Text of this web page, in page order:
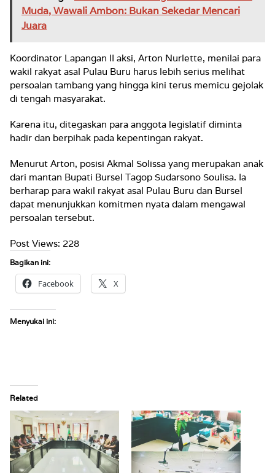
Muda, Wawali Ambon: Bukan Sekedar Mencari
Juara
Koordinator Lapangan II aksi, Arton Nurlette, menilai para
wakil rakyat asal Pulau Buru harus lebih serius melihat
persoalan tambang yang hingga kini terus memicu gejolak
di tengah masyarakat.
Karena itu, ditegaskan para anggota legislatif diminta
hadir dan berpihak pada kepentingan rakyat.
Menurut Arton, posisi Akmal Solissa yang merupakan anak
dari mantan Bupati Bursel Tagop Sudarsono Soulisa. Ia
berharap para wakil rakyat asal Pulau Buru dan Bursel
dapat menunjukkan komitmen nyata dalam mengawal
persoalan tersebut.
Post Views: 228
Bagikan ini:
Facebook X
Menyukai ini:
Related